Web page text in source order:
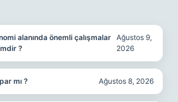
alanında önemli çalışmalar
?
Ağustos 9,
2026
mı ? Ağustos 8, 2026